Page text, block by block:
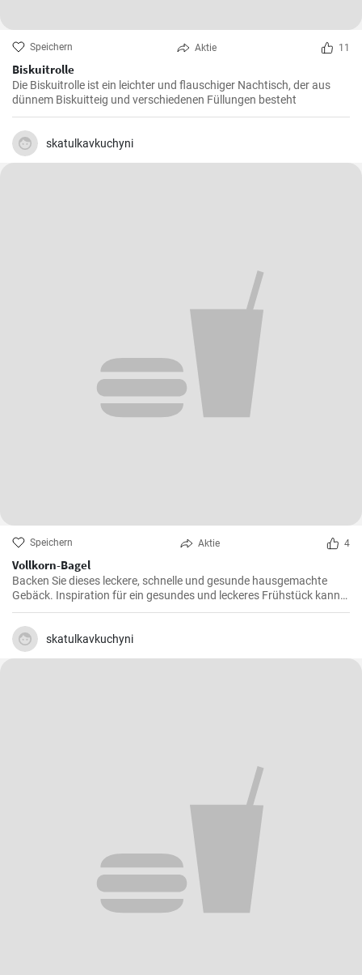
Speichern Aktie 11
Biskuitrolle
Die Biskuitrolle ist ein leichter und flauschiger Nachtisch, der aus
dünnem Biskuitteig und verschiedenen Füllungen besteht
skatulkavkuchyni
Speichern Aktie 4
Vollkorn-Bagel
Backen Sie dieses leckere, schnelle und gesunde hausgemachte
Gebäck. Inspiration für ein gesundes und leckeres Frühstück kann
man nie genug haben.
skatulkavkuchyni